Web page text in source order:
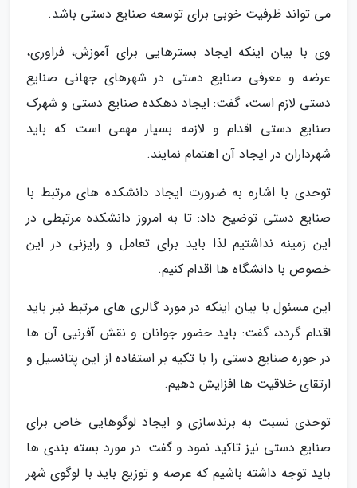
می تواند ظرفیت خوبی برای توسعه صنایع دستی باشد.
وی با بیان اینکه ایجاد بسترهایی برای آموزش، فراوری،
عرضه و معرفی صنایع دستی در شهرهای جهانی صنایع
دستی لازم است، گفت: ایجاد دهکده صنایع دستی و شهرک
صنایع دستی اقدام و لازمه بسیار مهمی است که باید
شهرداران در ایجاد آن اهتمام نمایند.
توحدی با اشاره به ضرورت ایجاد دانشکده های مرتبط با
صنایع دستی توضیح داد: تا به امروز دانشکده مرتبطی در
این زمینه نداشتیم لذا باید برای تعامل و رایزنی در این
خصوص با دانشگاه ها اقدام کنیم.
این مسئول با بیان اینکه در مورد گالری های مرتبط نیز باید
اقدام گردد، گفت: باید حضور جوانان و نقش آفرنیی آن ها
در حوزه صنایع دستی را با تکیه بر استفاده از این پتانسیل و
ارتقای خلاقیت ها افزایش دهیم.
توحدی نسبت به برندسازی و ایجاد لوگوهایی خاص برای
صنایع دستی نیز تاکید نمود و گفت: در مورد بسته بندی ها
باید توجه داشته باشیم که عرصه و توزیع باید با لوگوی شهر